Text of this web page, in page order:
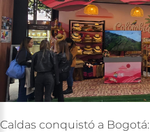
Caldas conquistó a Bogotá: